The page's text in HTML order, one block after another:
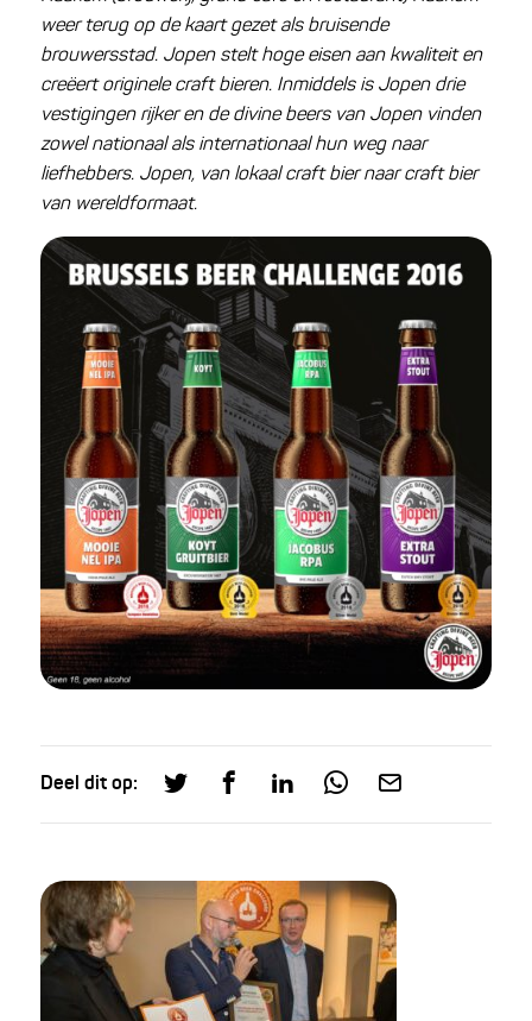
weer terug op de kaart gezet als bruisende
brouwersstad. Jopen stelt hoge eisen aan kwaliteit en
creëert originele craft bieren. Inmiddels is Jopen drie
vestigingen rijker en de divine beers van Jopen vinden
zowel nationaal als internationaal hun weg naar
liefhebbers. Jopen, van lokaal craft bier naar craft bier
van wereldformaat.
Deel dit op: